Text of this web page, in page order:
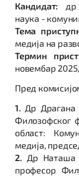
Кандидат: др
наука -
Тема
медија на
Термин
новембар
Пред
1.Др Драгана
Филозофског
област:
медија,
2. Др Наташа
професор